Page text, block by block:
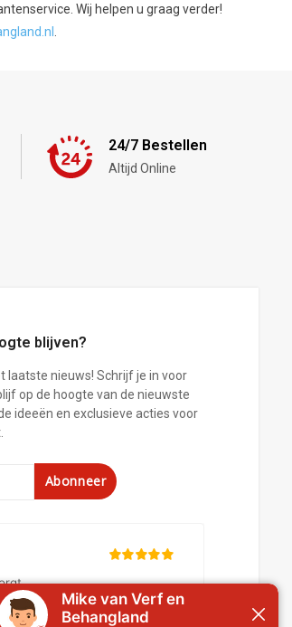
Wij helpen u graag verder!
.
24/7 Bestellen
Altijd Online
blijven?
laatste nieuws! Schrijf je in voor
op de hoogte van de nieuwste
ideeën en exclusieve acties voor
Abonneer